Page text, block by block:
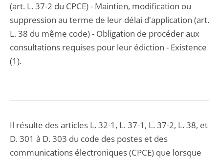
(art. L. 37-2 du CPCE) - Maintien, modification ou
suppression au terme de leur délai d'application (art.
L. 38 du même code) - Obligation de procéder aux
consultations requises pour leur édiction - Existence
(1).
Il résulte des articles L. 32-1, L. 37-1, L. 37-2, L. 38, et
D. 301 à D. 303 du code des postes et des
communications électroniques (CPCE) que lorsque